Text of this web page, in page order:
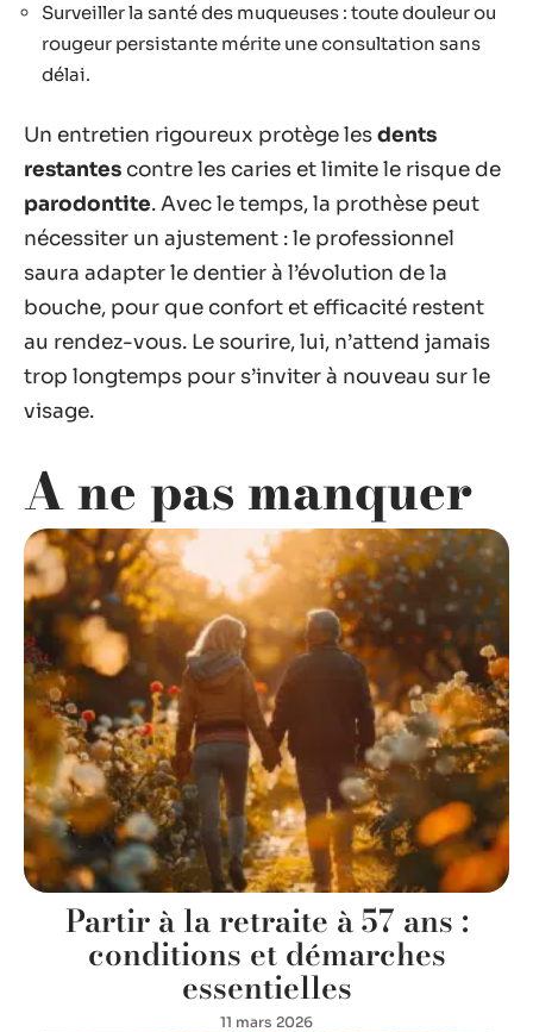
Surveiller la santé des muqueuses : toute douleur ou
rougeur persistante mérite une consultation sans
délai.
Un entretien rigoureux protège lesdents
restantes contre les caries et limite le risque de
parodontite. Avec le temps, la prothèse peut
nécessiter un ajustement : le professionnel
saura adapter le dentier à l’évolution de la
bouche, pour que confort et efficacité restent
au rendez-vous. Le sourire, lui, n’attend jamais
trop longtemps pour s’inviter à nouveau sur le
visage.
A ne pas manquer
Partir à la retraite à 57 ans :
conditions et démarches
essentielles
11 mars 2026